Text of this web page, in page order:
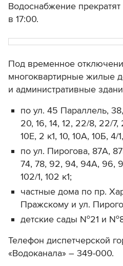
Водоснабжение
в 17:00.
Под временное
многоквартирные жилые
и административные
по ул. 45 Параллель,
20, 16, 14, 12, 22/8, 22/
10Е, 2 к1, 10, 10А, 10Б, 4/
по ул. Пирогова, 87А,
74, 78, 92, 94, 94А, 96,
102/1, 102 к1;
частные дома по пр.
Пражскому и ул.
детские сады №21 и
Телефон диспетчерской
«Водоканала» – 349-000.